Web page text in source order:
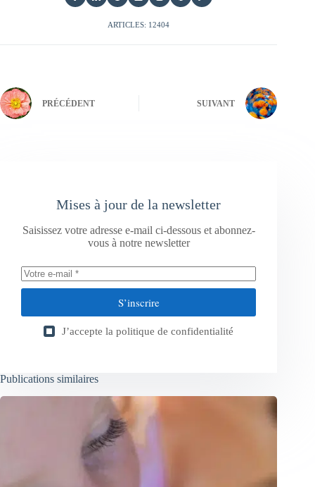
ARTICLES: 12404
PRÉCÉDENT SUIVANT
Mises à jour de la newsletter
Saisissez votre adresse e-mail ci-dessous et abonnez-
vous à notre newsletter
S’inscrire
J’accepte la politique de confidentialité
Publications similaires